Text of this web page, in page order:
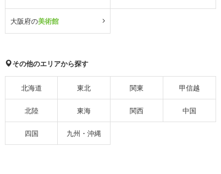
大阪府の美術館
その他のエリアから探す
北海道 東北 関東 甲信越
北陸 東海 関西 中国
四国 九州・沖縄